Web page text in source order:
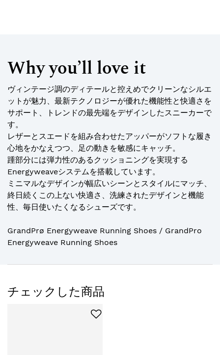
Why you’ll love it
ヴィンテージ調のディテールと控えめでクリーンなシルエ
ットが魅力、最新テクノロジーが優れた機能性と快適さを
サポート、トレンドの最先端をデザインしたスニーカーで
す。
レザーとスエードを組み合わせたアッパーがソフトな履き
心地をかなえつつ、足の動きを敏感にキャッチ。
踵部分には弾力性のあるクッショニングを実現する
Energyweaveシステムを搭載しています。
ミニマルなデザインが幅広いシーンとスタイルにマッチ、
終日続くこの上ない快適さ、洗練されたデザインと機能
性、毎日使いたくなるシューズです。
GrandPrø Energyweave Running Shoes / GrandPro
Energyweave Running Shoes
チェックした商品